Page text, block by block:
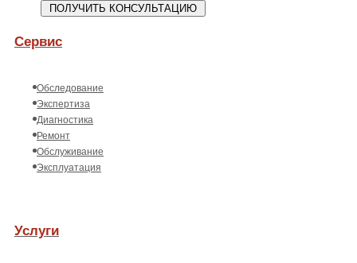
Сервис
Обследование
Экспертиза
Диагностика
Ремонт
Обслуживание
Эксплуатация
Услуги